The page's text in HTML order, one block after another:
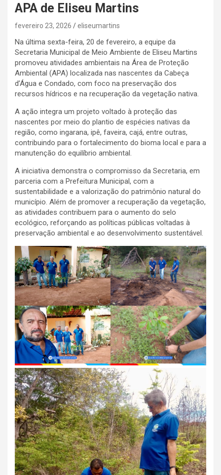
APA de Eliseu Martins
fevereiro 23, 2026 eliseumartins
Na última sexta-feira, 20 de fevereiro, a equipe da
Secretaria Municipal de Meio Ambiente de Eliseu Martins
promoveu atividades ambientais na Área de Proteção
Ambiental (APA) localizada nas nascentes da Cabeça
d’Água e Condado, com foco na preservação dos
recursos hídricos e na recuperação da vegetação nativa.
A ação integra um projeto voltado à proteção das
nascentes por meio do plantio de espécies nativas da
região, como ingarana, ipê, faveira, cajá, entre outras,
contribuindo para o fortalecimento do bioma local e para a
manutenção do equilíbrio ambiental.
A iniciativa demonstra o compromisso da Secretaria, em
parceria com a Prefeitura Municipal, com a
sustentabilidade e a valorização do patrimônio natural do
município. Além de promover a recuperação da vegetação,
as atividades contribuem para o aumento do selo
ecológico, reforçando as políticas públicas voltadas à
preservação ambiental e ao desenvolvimento sustentável.